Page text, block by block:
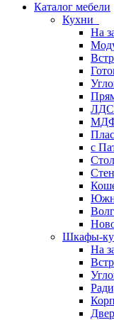
Каталог мебели
Кухни
На
с
Шкафы-
На